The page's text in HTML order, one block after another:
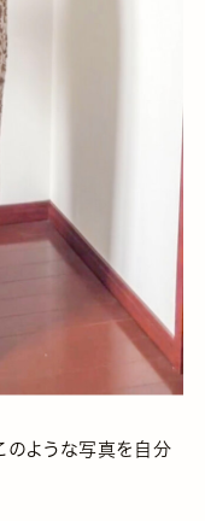
のような写真を自分